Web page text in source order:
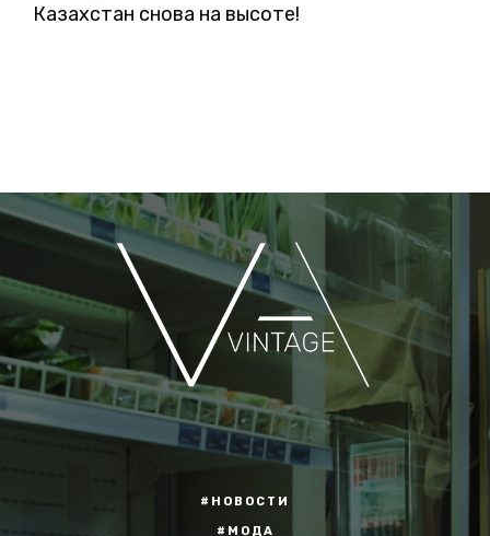
Казахстан снова на высоте!
#НОВОСТИ
#МОДА